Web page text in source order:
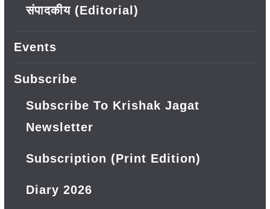
संपादकीय (Editorial)
Events
Subscribe
Subscribe To Krishak Jagat
Newsletter
Subscription (Print Edition)
Diary 2026